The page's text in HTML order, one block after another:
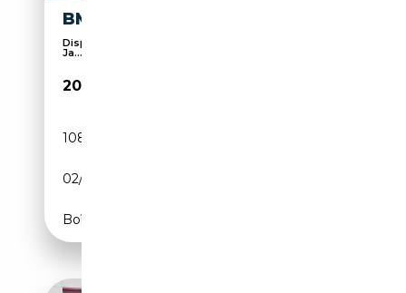
BMW 325 325DA
Dispositif mains libres, Volant multifonctions,
Ja...
20 990€
108 624 km
02/2017
Boîte automatique